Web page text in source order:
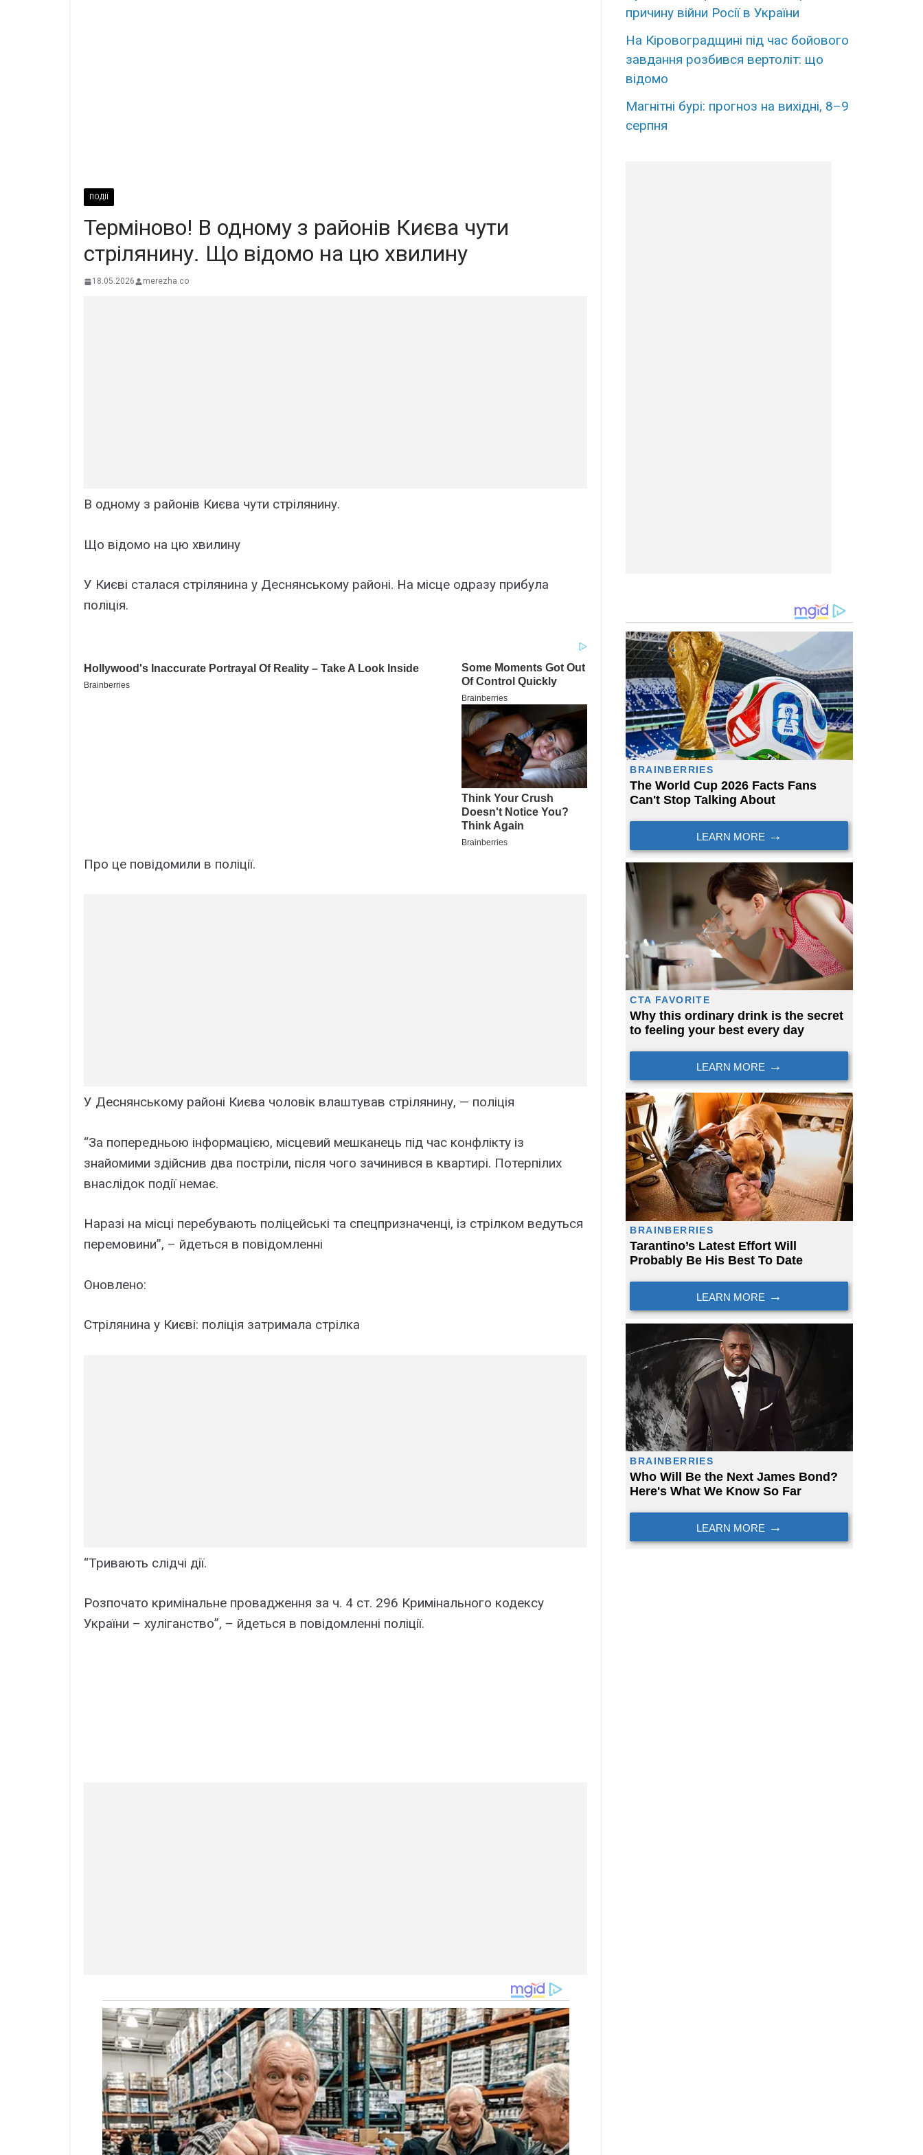
ПОДІЇ
Теpміново! В одному з рaйонів Києва чyти
стpiлянину. Що вiдомо на цю xвилину
18.05.2026 merezha.co
В одному з районів Києва чути стрілянину.
Що відомо на цю хвилину
У Києві сталася стрілянина у Деснянському районі. На місце одразу прибула
поліція.
Про це повідомили в поліції.
У Деснянському районі Києва чоловік влаштував стрілянину, — поліція
“За попередньою інформацією, місцевий мешканець під час конфлікту із
знайомими здійснив два постріли, після чого зачинився в квартирі. Потерпілих
внаслідок події немає.
Наразі на місці перебувають поліцейські та спецпризначенці, із стрілком ведуться
перемовини”, – йдеться в повідомленні
Оновлено:
Стрілянина у Києві: поліція затримала стрілка
“Тривають слідчі дії.
Розпочато кримінальне провадження за ч. 4 ст. 296 Кримінального кодексу
України – хуліганство”, – йдеться в повідомленні поліції.
причину війни Росії в України
На Кіровоградщині під час бойового
завдання розбився вертоліт: що
відомо
Магнітні бурі: прогноз на вихідні, 8–9
серпня